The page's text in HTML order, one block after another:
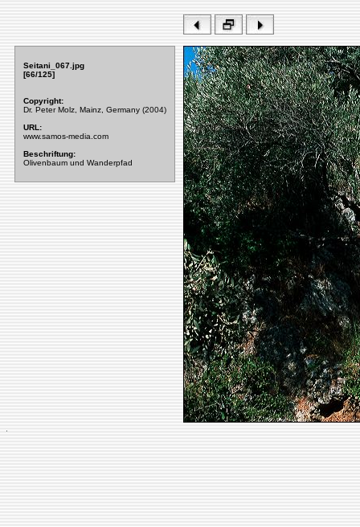
Seitani_067.jpg
[66/125]
Copyright:
Dr. Peter Molz, Mainz, Germany (2004)
URL:
www.samos-media.com
Beschriftung:
Olivenbaum und Wanderpfad